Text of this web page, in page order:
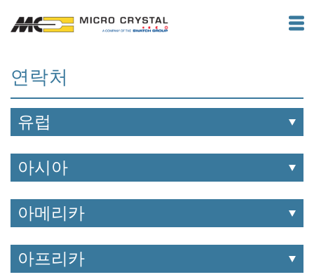
연락처
유럽
아시아
아메리카
아프리카